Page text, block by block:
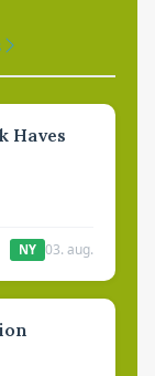
Haves
NY 03. aug.